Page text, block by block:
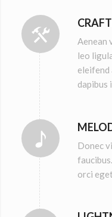
Aenean
leo
eleifend
dapibus
Donec
orci